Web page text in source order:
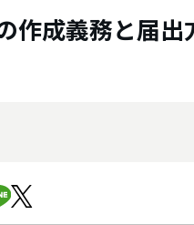
作成義務と届出